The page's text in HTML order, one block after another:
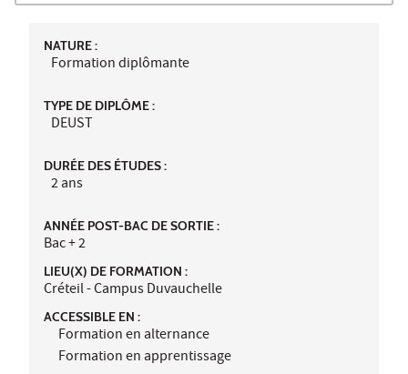
NATURE :
Formation diplômante
TYPE DE DIPLÔME :
DEUST
DURÉE DES ÉTUDES :
2 ans
ANNÉE POST-BAC DE SORTIE :
Bac + 2
LIEU(X) DE FORMATION :
Créteil - Campus Duvauchelle
ACCESSIBLE EN :
Formation en alternance
Formation en apprentissage